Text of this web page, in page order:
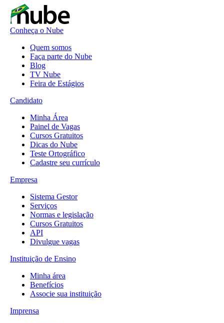
Conheça o Nube
Quem somos
Faça parte do Nube
Blog
TV Nube
Feira de Estágios
Candidato
Minha Área
Painel de Vagas
Cursos Gratuitos
Dicas do Nube
Teste Ortográfico
Cadastre seu currículo
Empresa
Sistema Gestor
Serviços
Normas e legislação
Cursos Gratuitos
API
Divulgue vagas
Instituição de Ensino
Minha área
Benefícios
Associe sua instituição
Imprensa